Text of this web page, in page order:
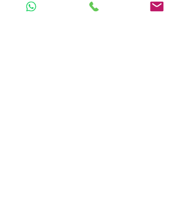
ליום מלא אור והשראה.